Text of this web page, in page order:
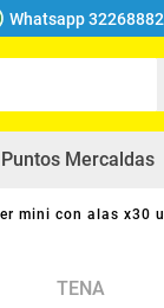
Whatsapp
Puntos Mercaldas
mini con alas x30
TENA